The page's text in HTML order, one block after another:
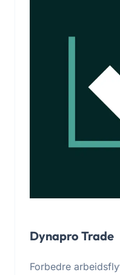
Dynapro Trade
Forbedre